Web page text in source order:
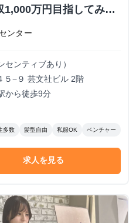
万円目指してみま
り #学歴不問 #未経験
本セールスセンター
ップ
ンター
ンティブあり）
５−９ 芸文社ビル 2階
から徒歩9分
多数 髪型自由 私服OK ベンチャー
求人を見る